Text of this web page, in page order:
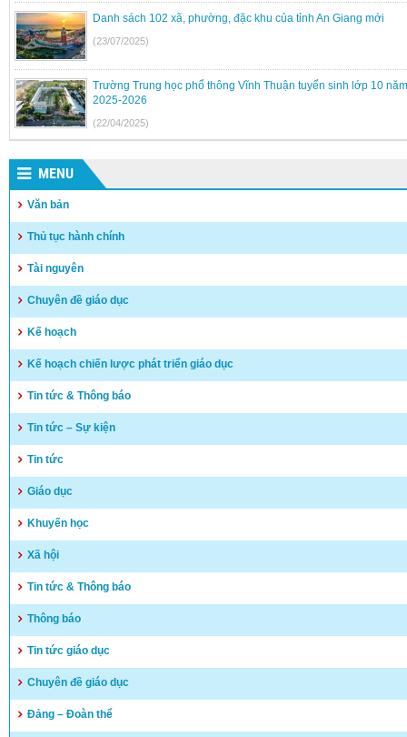
Danh sách 102 xã, phường, đặc khu của tỉnh An Giang mới
(23/07/2025)
Trường Trung học phổ thông Vĩnh Thuận tuyển sinh lớp 10
2025-2026
(22/04/2025)
Kiên Giang
(17/04/2025)
Hướng dẫn tuyển sinh vào lớp 10 trung học phổ thông và trung
thông chuyên năm học 2025-2026
Kết quả kỳ tuyển dụng viên chức năm 2024 – huyện Vĩnh
(03/04/2025)
MENU
Văn bản
Thủ tục hành chính
Tài nguyên
Chuyên đề giáo dục
Kế hoạch
Kế hoạch chiến lược phát triển giáo dục
Tin tức & Thông báo
Tin tức – Sự kiện
Tin tức
Giáo dục
Khuyến học
Xã hội
Tin tức & Thông báo
Thông báo
Tin tức giáo dục
Chuyên đề giáo dục
Đảng – Đoàn thể